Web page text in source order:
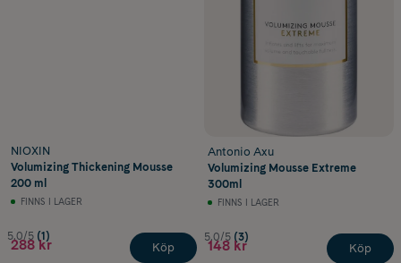
NIOXIN
Volumizing Thickening Mousse
200 ml
FINNS I LAGER
5.0/5 (1)
288 kr Köp
Antonio Axu
Volumizing Mousse Extreme
300ml
FINNS I LAGER
5.0/5 (3)
148 kr Köp